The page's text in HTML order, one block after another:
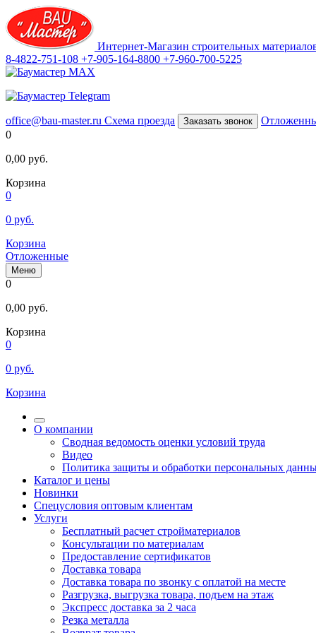
Интернет-Магазин строительных
8-4822-751-108 +7-905-164-8800 +7-960-700-5225
office@bau-master.ru Схема проезда Заказать звонок
0
0,00 руб.
Корзина
0
0 руб.
Корзина
Отложенные
Меню
0
0,00 руб.
Корзина
0
0 руб.
Корзина
О компании
Сводная ведомость оценки условий труда
Видео
Политика защиты и обработки персональных
Каталог и цены
Новинки
Спецусловия оптовым клиентам
Услуги
Бесплатный расчет стройматериалов
Консультации по материалам
Предоставление сертификатов
Доставка товара
Доставка товара по звонку с оплатой на месте
Разгрузка, выгрузка товара, подъем на этаж
Экспресс доставка за 2 часа
Резка металла